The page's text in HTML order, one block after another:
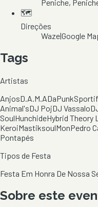
Peniche,
🗺️
Direções
Waze|Google
Tags
Artistas
AnjosD.A.M.ADaPunkSportif
Animal'sDJ PojDJ Vassalo
SoulHunchideHybrid Theory
KeroiMastiksoulMonPedro
Pontapés
Tipos de Festa
Festa Em Honra De Nossa
Sobre este